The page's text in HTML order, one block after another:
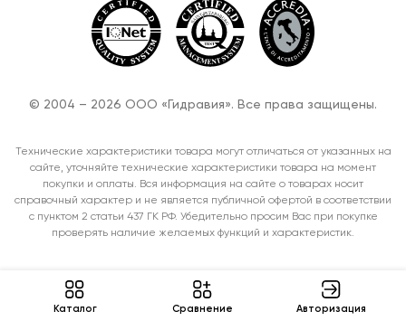
Каталог Cравнение Авторизация
© 2004 – 2026 ООО «Гидравия». Все права защищены.
Технические характеристики товара могут отличаться от указанных на
сайте, уточняйте технические характеристики товара на момент
покупки и оплаты. Вся информация на сайте о товарах носит
справочный характер и не является публичной офертой в соответствии
с пунктом 2 статьи 437 ГК РФ. Убедительно просим Вас при покупке
проверять наличие желаемых функций и характеристик.